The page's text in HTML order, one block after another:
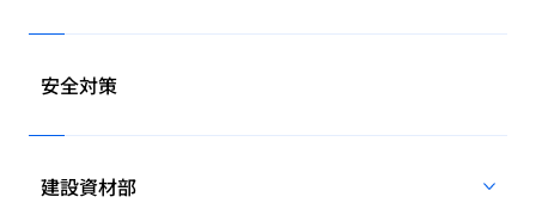
安全対策
建設資材部